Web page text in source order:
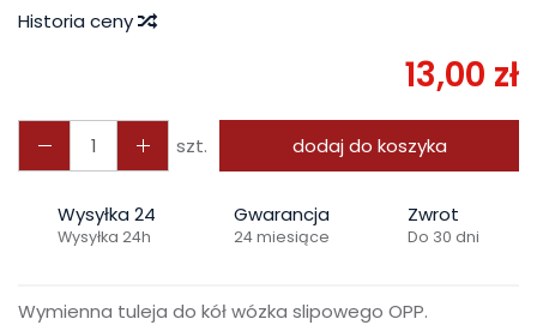
Historia ceny
13,00 zł
szt. dodaj do koszyka
Wysyłka 24
Wysyłka 24h
Gwarancja
24 miesiące
Zwrot
Do 30 dni
Wymienna tuleja do kół wózka slipowego OPP.